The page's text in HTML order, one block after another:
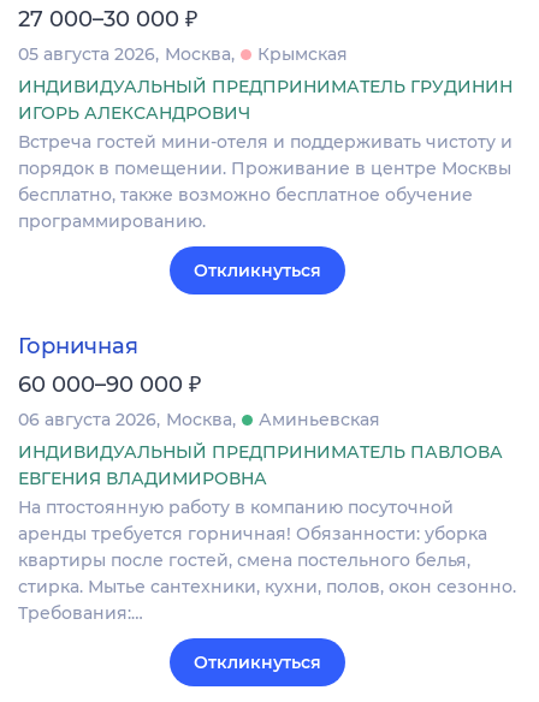
27 000–30 000 ₽
05 августа 2026 Москва
Крымская
ИНДИВИДУАЛЬНЫЙ ПРЕДПРИНИМАТЕЛЬ ГРУДИНИН
ИГОРЬ АЛЕКСАНДРОВИЧ
Встреча гостей мини-отеля и поддерживать чистоту и
порядок в помещении. Проживание в центре Москвы
бесплатно, также возможно бесплатное обучение
программированию.
Откликнуться
Горничная
60 000–90 000 ₽
06 августа 2026 Москва
Аминьевская
ИНДИВИДУАЛЬНЫЙ ПРЕДПРИНИМАТЕЛЬ ПАВЛОВА
ЕВГЕНИЯ ВЛАДИМИРОВНА
На птостоянную работу в компанию посуточной
аренды требуется горничная! Обязанности: уборка
квартиры после гостей, смена постельного белья,
стирка. Мытье сантехники, кухни, полов, окон сезонно.
Требования:…
Откликнуться